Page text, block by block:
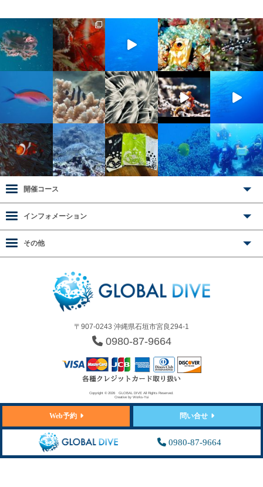
〒907-0243 沖縄県石垣市宮良294-1
0980-87-9664
開催コース
インフォメーション
その他
Copyright © 2026 GLOBAL DIVE All Rights Reserved.
Creative by Works-Yui
Web予約 問い合せ
0980-87-9664